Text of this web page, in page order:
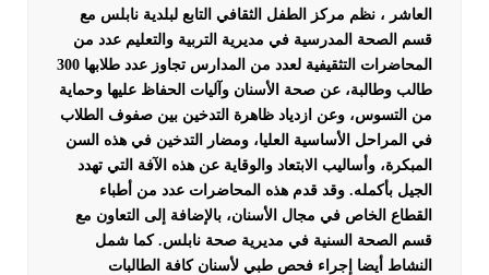
العاشر ، نظم مركز الطفل الثقافي التابع لبلدية نابلس مع
قسم الصحة المدرسية في مديرية التربية والتعليم عدد من
المحاضرات التثقيفية لعدد من المدارس تجاوز عدد طلابها 300
طالب وطالبة، عن صحة الأسنان وآليات الحفاظ عليها وحماية
من التسوس، وعن ازدياد ظاهرة التدخين بين صفوف الطلاب
في المراحل الأساسية العليا، ومضار التدخين في هذه السن
المبكرة، وأساليب الابتعاد والوقاية عن هذه الآفة التي تهدد
الجيل بأكمله. وقد قدم هذه المحاضرات عدد من أطباء
القطاع الخاص في مجال الأسنان، بالإضافة إلى التعاون مع
قسم الصحة السنية في مديرية صحة نابلس. كما شمل
النشاط أيضا إجراء فحص طبي لأسنان كافة الطالبات